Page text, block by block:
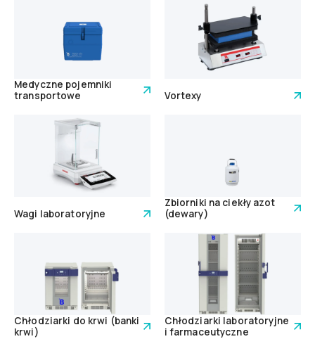
Medyczne pojemniki
transportowe
Vortexy
Wagi laboratoryjne
Zbiorniki na ciekły azot
(dewary)
Chłodziarki do krwi (banki
krwi)
Chłodziarki laboratoryjne
i farmaceutyczne